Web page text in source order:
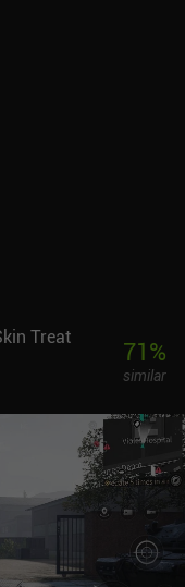
serie, pero para los
pueden resultar
Treat 71%
similar